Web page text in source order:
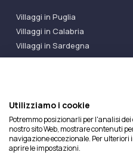
Villaggi in Puglia
Villaggi in Calabria
Villaggi in Sardegna
Villaggi Bluserena
Ilmiovillaggio è un marchio di
Licenza Agenzia Viaggi e
26/02/2015 e coperta da RC
OX00081147 REVO Specialty
Utilizziamo i cookie
Potremmo posizionarli per l'analisi
nostro sito Web, mostrare contenuti
navigazione eccezionale. Per
aprire le impostazioni.